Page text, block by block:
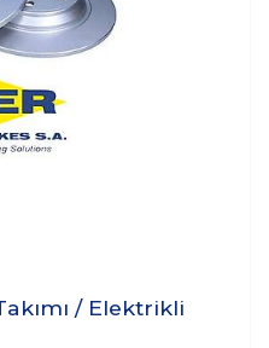
/ Elektrikli